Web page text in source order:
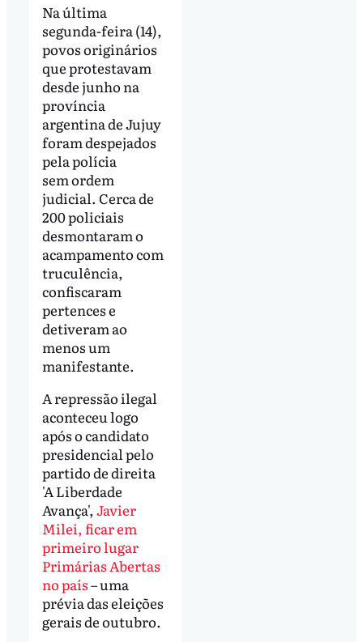
Na última
segunda-feira (14),
povos originários
que protestavam
desde junho na
província
argentina de Jujuy
foram despejados
pela polícia
sem ordem
judicial. Cerca de
200 policiais
desmontaram o
acampamento com
truculência,
confiscaram
pertences e
detiveram ao
menos um
manifestante.
A repressão ilegal
aconteceu logo
após o candidato
presidencial pelo
partido de direita
'A Liberdade
Avança', Javier
Milei, ficar em
primeiro lugar
Primárias Abertas
no país– uma
prévia das eleições
gerais de outubro.